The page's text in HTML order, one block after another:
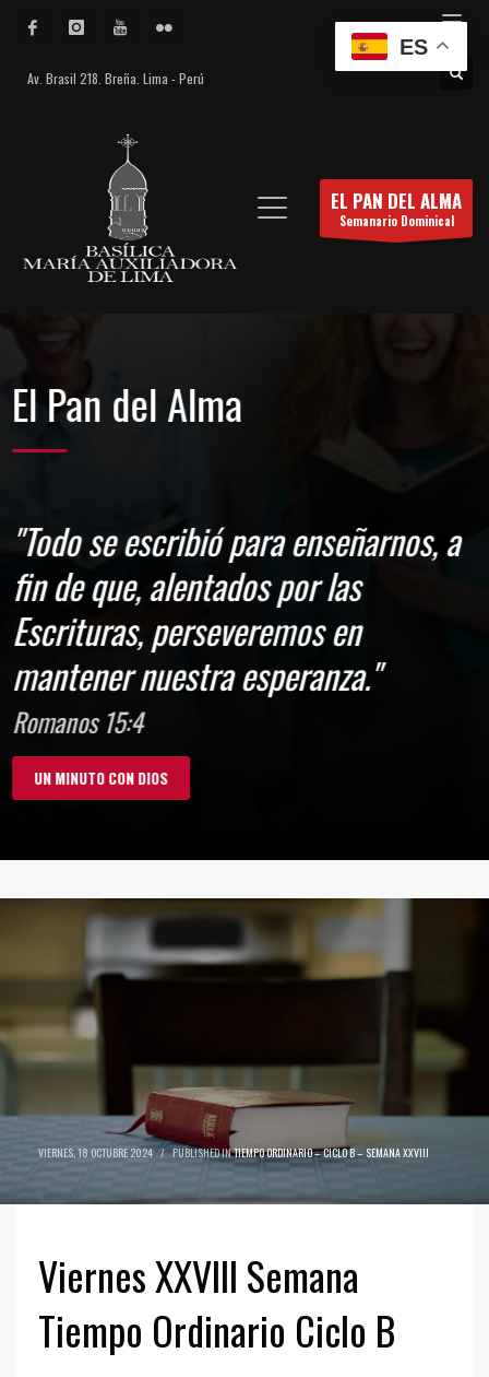
Av. Brasil 218. Breña. Lima - Perú
EL PAN DEL ALMA
Semanario Dominical
El Pan del Alma
"Todo se escribió para enseñarnos, a
fin de que, alentados por las
Escrituras, perseveremos en
mantener nuestra esperanza."
Romanos 15:4
UN MINUTO CON DIOS
VIERNES, 18 OCTUBRE 2024 / PUBLISHED INTIEMPO ORDINARIO – CICLO B – SEMANA XXVIII
Viernes XXVIII Semana
Tiempo Ordinario Ciclo B
ES